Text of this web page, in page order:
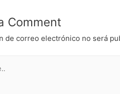
Comment
de correo electrónico no será